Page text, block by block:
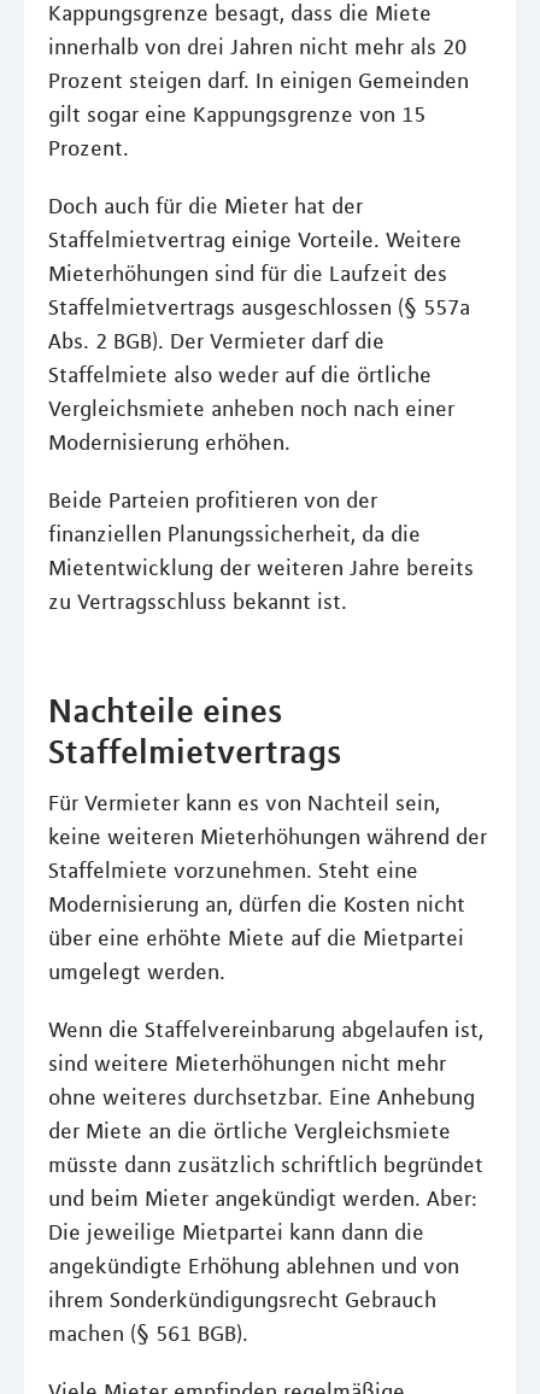
Kappungsgrenze besagt, dass die Miete
innerhalb von drei Jahren nicht mehr als 20
Prozent steigen darf. In einigen Gemeinden
gilt sogar eine Kappungsgrenze von 15
Prozent.
Doch auch für die Mieter hat der
Staffelmietvertrag einige Vorteile. Weitere
Mieterhöhungen sind für die Laufzeit des
Staffelmietvertrags ausgeschlossen (§ 557a
Abs. 2 BGB). Der Vermieter darf die
Staffelmiete also weder auf die örtliche
Vergleichsmiete anheben noch nach einer
Modernisierung erhöhen.
Beide Parteien profitieren von der
finanziellen Planungssicherheit, da die
Mietentwicklung der weiteren Jahre bereits
zu Vertragsschluss bekannt ist.
Nachteile eines
Staffelmietvertrags
Für Vermieter kann es von Nachteil sein,
keine weiteren Mieterhöhungen während der
Staffelmiete vorzunehmen. Steht eine
Modernisierung an, dürfen die Kosten nicht
über eine erhöhte Miete auf die Mietpartei
umgelegt werden.
Wenn die Staffelvereinbarung abgelaufen ist,
sind weitere Mieterhöhungen nicht mehr
ohne weiteres durchsetzbar. Eine Anhebung
der Miete an die örtliche Vergleichsmiete
müsste dann zusätzlich schriftlich begründet
und beim Mieter angekündigt werden. Aber:
Die jeweilige Mietpartei kann dann die
angekündigte Erhöhung ablehnen und von
ihrem Sonderkündigungsrecht Gebrauch
machen (§ 561 BGB).